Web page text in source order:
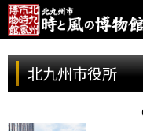
北九州市役所